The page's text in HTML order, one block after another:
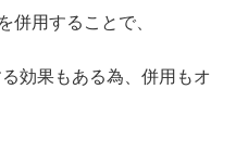
併用することで、
効果もある為、併用もオ